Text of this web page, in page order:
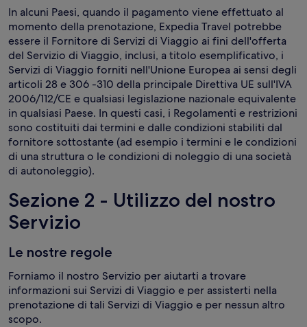
In alcuni Paesi, quando il pagamento viene effettuato al
momento della prenotazione, Expedia Travel potrebbe
essere il Fornitore di Servizi di Viaggio ai fini dell'offerta
del Servizio di Viaggio, inclusi, a titolo esemplificativo, i
Servizi di Viaggio forniti nell'Unione Europea ai sensi degli
articoli 28 e 306 -310 della principale Direttiva UE sull'IVA
2006/112/CE e qualsiasi legislazione nazionale equivalente
in qualsiasi Paese. In questi casi, i Regolamenti e restrizioni
sono costituiti dai termini e dalle condizioni stabiliti dal
fornitore sottostante (ad esempio i termini e le condizioni
di una struttura o le condizioni di noleggio di una società
di autonoleggio).
Sezione 2 - Utilizzo del nostro
Servizio
Le nostre regole
Forniamo il nostro Servizio per aiutarti a trovare
informazioni sui Servizi di Viaggio e per assisterti nella
prenotazione di tali Servizi di Viaggio e per nessun altro
scopo.